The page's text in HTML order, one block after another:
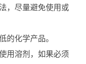
，尽量避免使用或
的化学产品。
用溶剂，如果必须